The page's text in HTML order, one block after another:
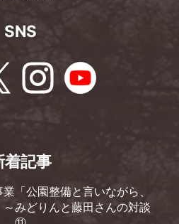
SNS
着記事
「公園整備と言いながら、
みどりんと藤田さんの対談